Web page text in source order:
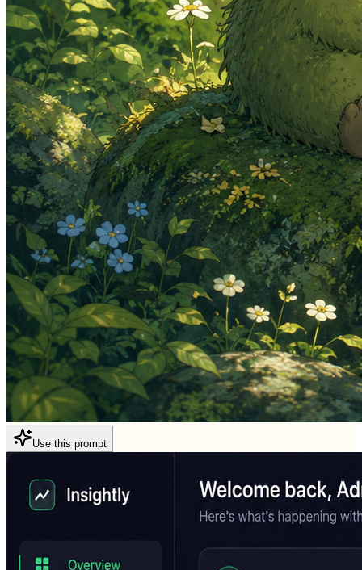
Use this prompt